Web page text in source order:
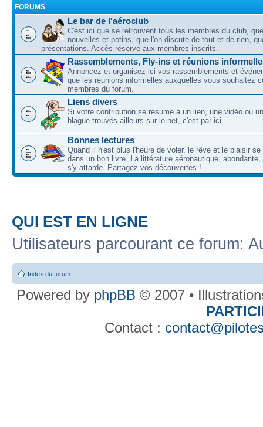
FORUMS
Le bar de l'aéroclub
C'est ici que se retrouvent tous les membres du club,
nouvelles et potins, que l'on discute de tout et de rien,
présentations. Accès réservé aux membres inscrits.
Rassemblements, Fly-ins et réunions
Annoncez et organisez ici vos rassemblements et
que les réunions informelles auxquelles vous souhaitez
membres du forum.
Liens divers
Si votre contribution se résume à un lien, une vidéo ou
blague trouvés ailleurs sur le net, c'est par ici ...
Bonnes lectures
Quand il n'est plus l'heure de voler, le rêve et le plaisir se
dans un bon livre. La littérature aéronautique, abondante,
s'y attarde. Partagez vos découvertes !
QUI EST EN LIGNE
Utilisateurs parcourant ce forum:
Index du forum
Powered by phpBB © 2007 •
Contact :